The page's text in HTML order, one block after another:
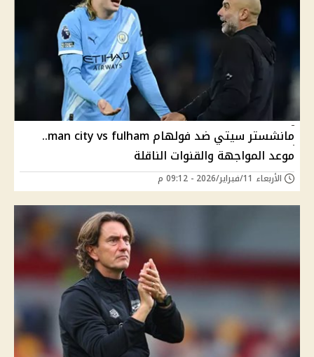
مانشستر سيتي ضد فولهام man city vs fulham..
موعد المواجهة والقنوات الناقلة
الأربعاء 11/فبراير/2026 - 09:12 م